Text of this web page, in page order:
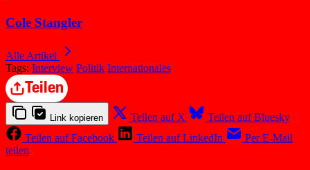
Cole Stangler
Alle Artikel
Tags: Interview Politik Internationales
Teilen
Link kopieren Teilen auf X
Teilen auf Bluesky
Teilen auf Facebook
Teilen auf LinkedIn
Per E-Mail
teilen